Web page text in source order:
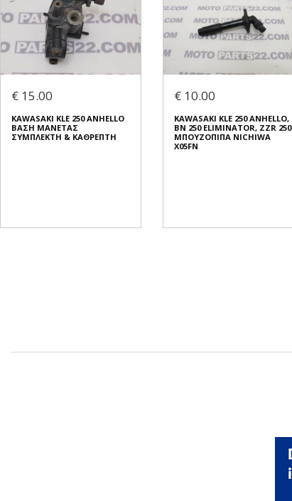
€ 15.00
KAWASAKI KLE 250 ANHELLO
ΒΑΣΗ ΜΑΝΕΤΑΣ
ΣΥΜΠΛΕΚΤΗ & ΚΑΘΡΕΠΤΗ
€ 10.00
KAWASAKI KLE 250 ANHELLO,
BN 250 ELIMINATOR, ZZR 250
ΜΠΟΥΖΟΠΙΠΑ NICHIWA
X05FN